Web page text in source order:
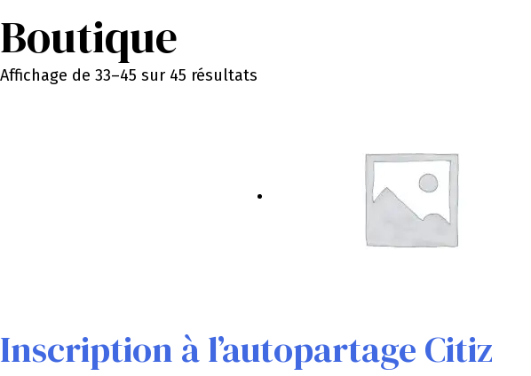
Boutique
Affichage de 33–45 sur 45 résultats
Inscription à l’autopartage Citiz